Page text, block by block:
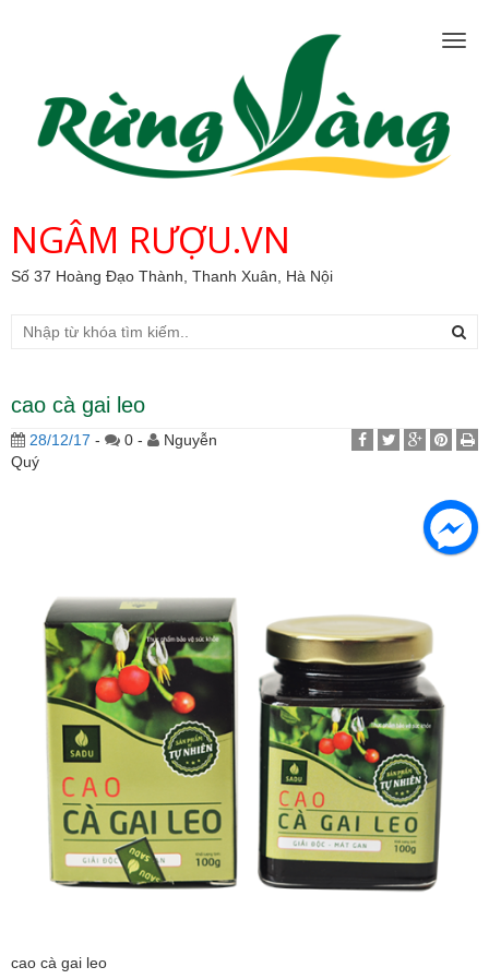
NGÂM RƯỢU.VN
Số 37 Hoàng Đạo Thành, Thanh Xuân, Hà Nội
cao cà gai leo
28/12/17 - 0 -
Nguyễn
Quý
cao cà gai leo